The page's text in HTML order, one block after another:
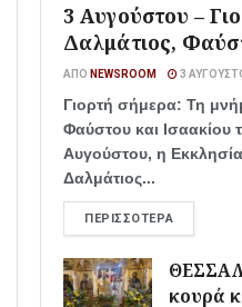
3 Αυγούστου –
Δαλμάτιος,
ΑΠΌ NEWSROOM 3
Γιορτή σήμερα: Τη
Φαύστου και Ισαακίου
Αυγούστου, η
Δαλμάτιος...
ΠΕΡΙΣΣΌΤΕΡΑ
κουρά